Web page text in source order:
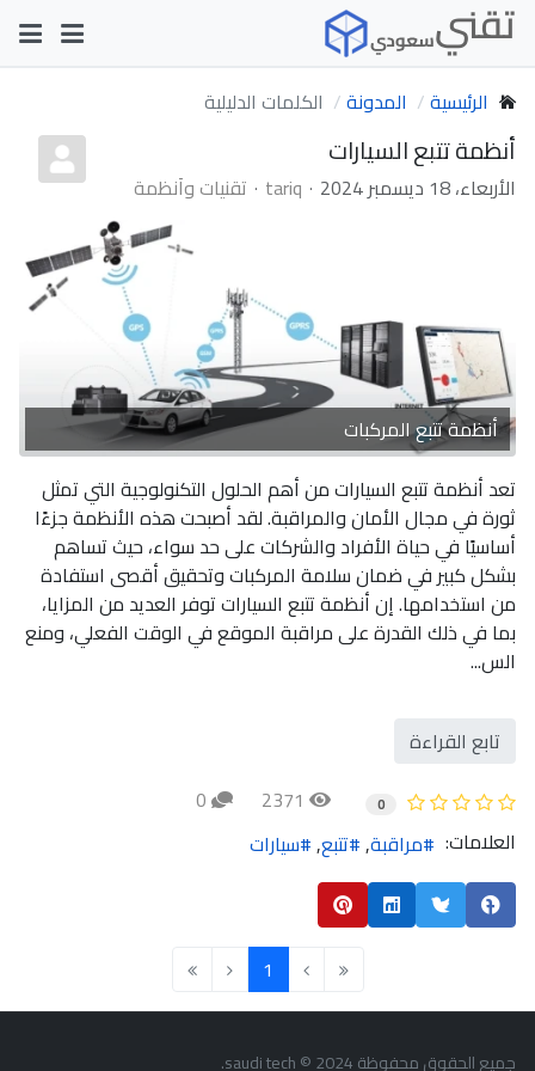
الرئيسية المدونة الكلمات الدليلية
أنظمة تتبع السيارات
الأربعاء، 18 ديسمبر 2024 tariq تقنيات وأنظمة
أنظمة تتبع المركبات
تعد أنظمة تتبع السيارات من أهم الحلول التكنولوجية التي تمثل
ثورة في مجال الأمان والمراقبة. لقد أصبحت هذه الأنظمة جزءًا
أساسيًا في حياة الأفراد والشركات على حد سواء، حيث تساهم
بشكل كبير في ضمان سلامة المركبات وتحقيق أقصى استفادة
من استخدامها. إن أنظمة تتبع السيارات توفر العديد من المزايا،
بما في ذلك القدرة على مراقبة الموقع في الوقت الفعلي، ومنع
الس...
تابع القراءة
0
العلامات:
مراقبة تتبع سيارات
First Page
Previous Page
1
Next Page
Last Page
جميع الحقوق محفوظة saudi tech © 2024.